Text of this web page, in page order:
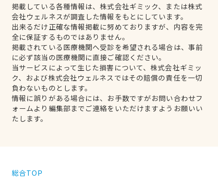
掲載している各種情報は、株式会社ギミック、または株式
会社ウェルネスが調査した情報をもとにしています。
出来るだけ正確な情報掲載に努めておりますが、内容を完
全に保証するものではありません。
掲載されている医療機関へ受診を希望される場合は、事前
に必ず該当の医療機関に直接ご確認ください。
当サービスによって生じた損害について、株式会社ギミッ
ク、および株式会社ウェルネスではその賠償の責任を一切
負わないものとします。
情報に誤りがある場合には、お手数ですがお問い合わせフ
ォームより編集部までご連絡をいただけますようお願いい
たします。
総合TOP